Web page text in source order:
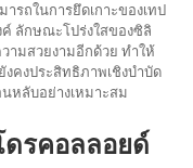
รถในการยึดเกาะของเทป
ค์ ลักษณะโปร่งใสของซิลิ
ามสวยงามอีกด้วย ทำให้
คงประสิทธิภาพเชิงบำบัด
หลับอย่างเหมาะสม
ดรคอลลอยด์